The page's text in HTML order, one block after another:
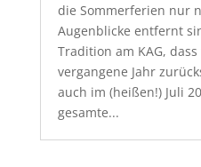
die Sommerferien nur
Augenblicke entfernt
Tradition am KAG,
vergangene Jahr
auch im (heißen!) Juli
gesamte...